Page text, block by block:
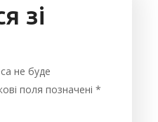
зі
не буде
поля позначені *